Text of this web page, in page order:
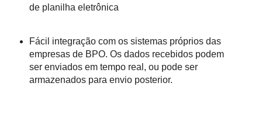
de planilha eletrônica
Fácil integração com os sistemas próprios das
empresas de BPO. Os dados recebidos podem
ser enviados em tempo real, ou pode ser
armazenados para envio posterior.